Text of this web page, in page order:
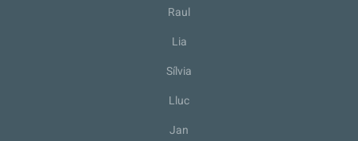
Raul
Lia
Sílvia
Lluc
Jan